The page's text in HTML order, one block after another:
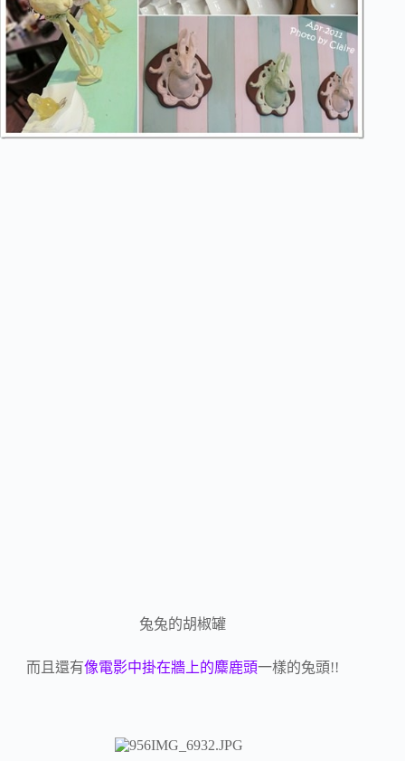
兔兔的胡椒罐
而且還有像電影中掛在牆上的麋鹿頭一樣的兔頭!!